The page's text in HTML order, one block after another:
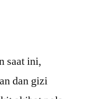
saat ini,
dan gizi